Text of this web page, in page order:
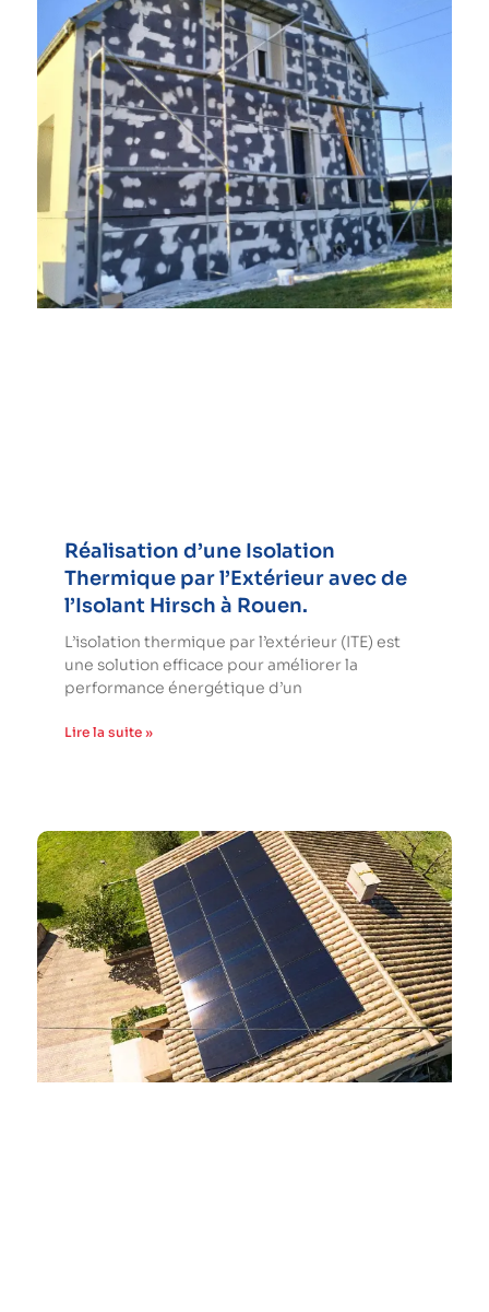
Réalisation d’une Isolation
Thermique par l’Extérieur avec de
l’Isolant Hirsch à Rouen.
L’isolation thermique par l’extérieur (ITE) est
une solution efficace pour améliorer la
performance énergétique d’un
Lire la suite »